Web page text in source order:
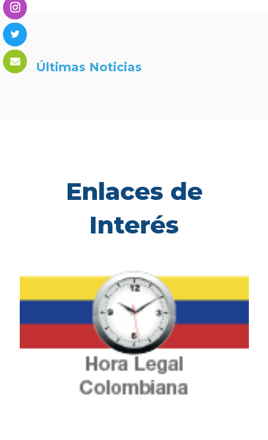
Últimas Noticias
Enlaces de
Interés